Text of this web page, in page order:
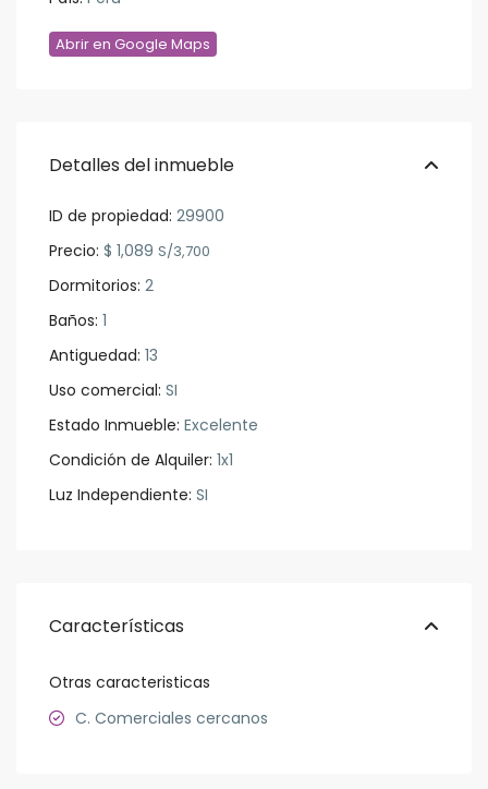
Abrir en Google Maps
Detalles del inmueble
ID de propiedad: 29900
Precio: $ 1,089S/3,700
Dormitorios: 2
Baños: 1
Antiguedad: 13
Uso comercial: SI
Estado Inmueble: Excelente
Condición de Alquiler: 1x1
Luz Independiente: SI
Características
Otras caracteristicas
C. Comerciales cercanos